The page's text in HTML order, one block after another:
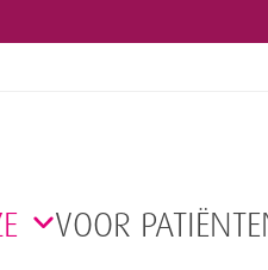
VOOR